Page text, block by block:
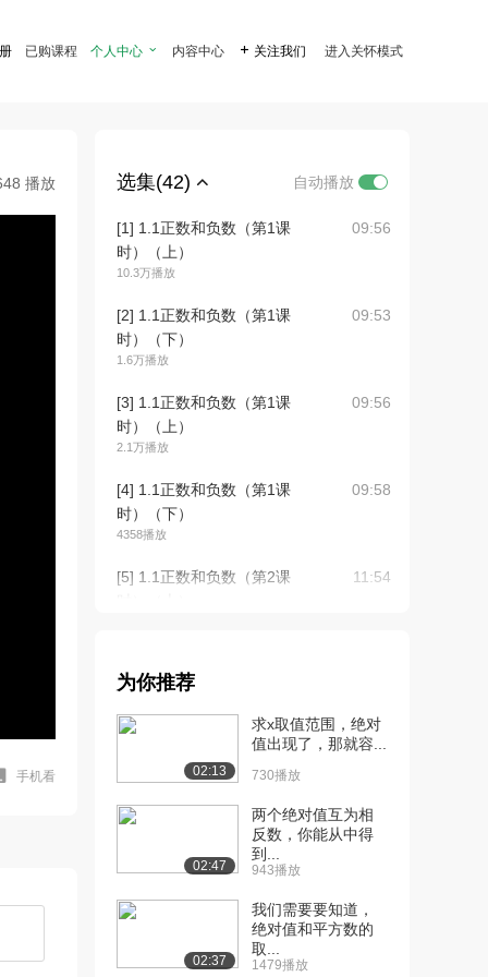
已购课程 个人中心  内容中心  关注我们 进入关怀模式
播放
手机看
选集(42) 自动播放
[1] 1.1正数和负数（第1课
时）（上）
10.3万播放
09:56
[2] 1.1正数和负数（第1课
时）（下）
1.6万播放
09:53
[3] 1.1正数和负数（第1课
时）（上）
2.1万播放
09:56
[4] 1.1正数和负数（第1课
时）（下）
4358播放
09:58
[5] 1.1正数和负数（第2课
11:54
时）（下）
[7] 初一数学七年级上册数
学 冀教版 2...
13:50
[8] 初一数学七年级上册数
学 冀教版 2...
13:50
[9] 1.3绝对值与相反数
2.5万播放
11:15
为你推荐
02:13
求x取值范围，绝对
值出现了，那就容...
730播放
02:47
两个绝对值互为相
反数，你能从中得
到...
943播放
02:37
我们需要要知道，
绝对值和平方数的
取...
1479播放